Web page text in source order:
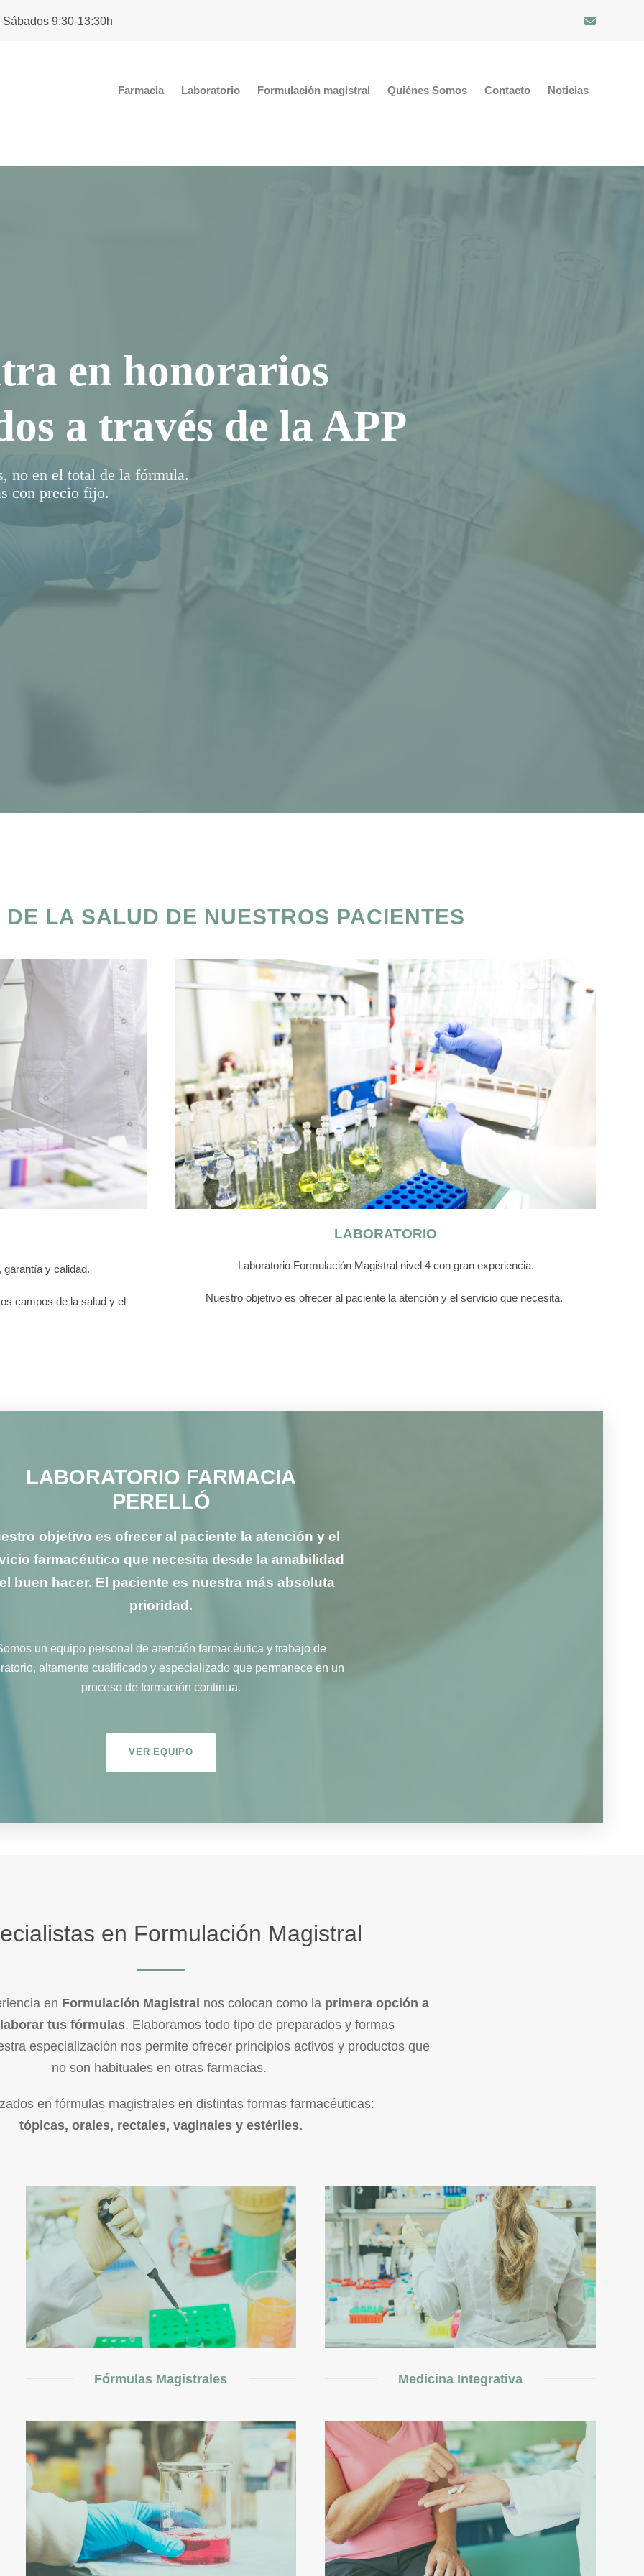
9:30-13:30h
Farmacia Laboratorio Formulación magistral Quiénes Somos Contacto Noticias
en honorarios
a través de la APP
no en el total de la fórmula.
con precio fijo.
LA SALUD DE NUESTROS PACIENTES
y calidad.
campos de la salud y el
LABORATORIO
Laboratorio Formulación Magistral nivel 4 con gran experiencia.
Nuestro objetivo es ofrecer al paciente la atención y el servicio que necesita.
LABORATORIO FARMACIA
PERELLÓ
objetivo es ofrecer al paciente la atención y el
farmacéutico que necesita desde la amabilidad
buen hacer. El paciente es nuestra más absoluta
prioridad.
un equipo personal de atención farmacéutica y trabajo de
altamente cualificado y especializado que permanece en un
proceso de formación continua.
VER EQUIPO
en Formulación Magistral
en Formulación Magistral nos colocan como la primera opción a
tus fórmulas. Elaboramos todo tipo de preparados y formas
especialización nos permite ofrecer principios activos y productos que
no son habituales en otras farmacias.
en fórmulas magistrales en distintas formas farmacéuticas:
tópicas, orales, rectales, vaginales y estériles.
Fórmulas Magistrales Medicina Integrativa